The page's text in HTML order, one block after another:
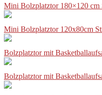
Mini Bolzplatztor 180×120 cm
Mini Bolzplatztor 120x80cm
Bolzplatztor mit
Bolzplatztor mit